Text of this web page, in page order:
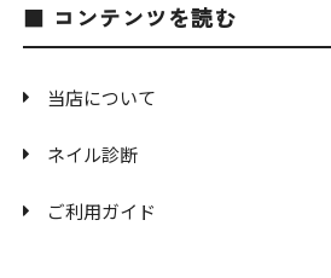
コンテンツを読む
当店について
ネイル診断
ご利用ガイド